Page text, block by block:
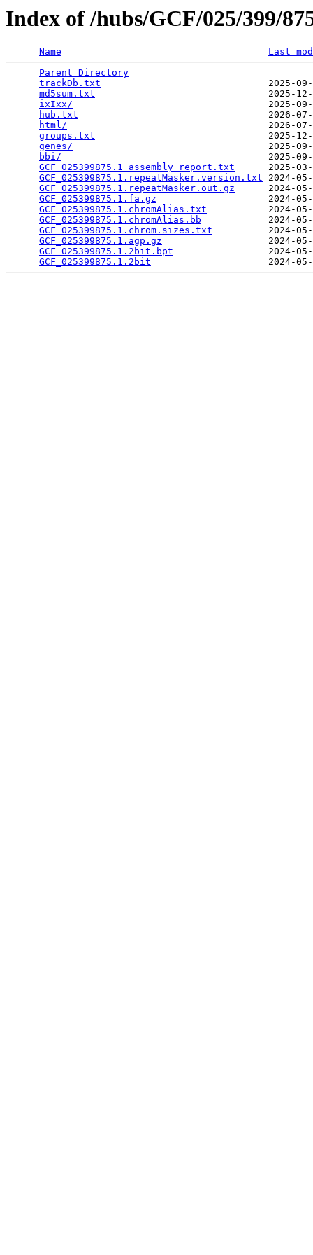
Index of /hubs/GCF/025/399/
Name
Last
Parent Directory
trackDb.txt
2025-
md5sum.txt
2025-
ixIxx/
2025-
hub.txt
2026-
html/
2026-
groups.txt
2025-
genes/
2025-
bbi/
2025-
GCF_025399875.1_assembly_report.txt
2025-
GCF_025399875.1.repeatMasker.version.txt 2024-
GCF_025399875.1.repeatMasker.out.gz
2024-
GCF_025399875.1.fa.gz
2024-
GCF_025399875.1.chromAlias.txt
2024-
GCF_025399875.1.chromAlias.bb
2024-
GCF_025399875.1.chrom.sizes.txt
2024-
GCF_025399875.1.agp.gz
2024-
GCF_025399875.1.2bit.bpt
2024-
GCF_025399875.1.2bit